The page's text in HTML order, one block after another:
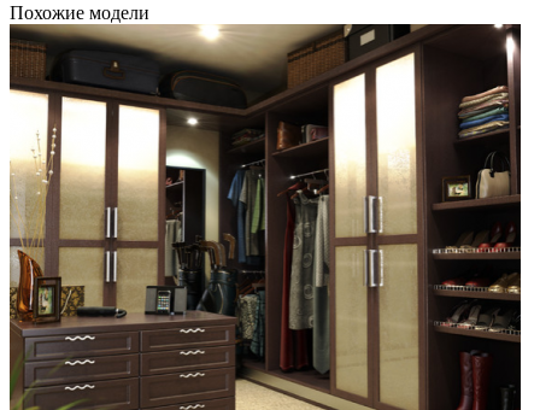
Похожие модели